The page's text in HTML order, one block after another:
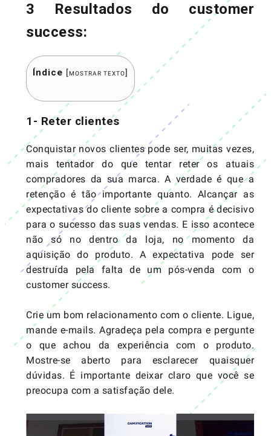
3 Resultados do customer
success:
Índice [MOSTRAR TEXTO]
1- Reter clientes
Conquistar novos clientes pode ser, muitas vezes,
mais tentador do que tentar reter os atuais
compradores da sua marca. A verdade é que a
retenção é tão importante quanto. Alcançar as
expectativas do cliente sobre a compra é decisivo
para o sucesso das suas vendas. E isso acontece
não só no dentro da loja, no momento da
aquisição do produto. A expectativa pode ser
destruída pela falta de um pós-venda com o
customer success.
Crie um bom relacionamento com o cliente. Ligue,
mande e-mails. Agradeça pela compra e pergunte
o que achou da experiência com o produto.
Mostre-se aberto para esclarecer quaisquer
dúvidas. É importante deixar claro que você se
preocupa com a satisfação dele.